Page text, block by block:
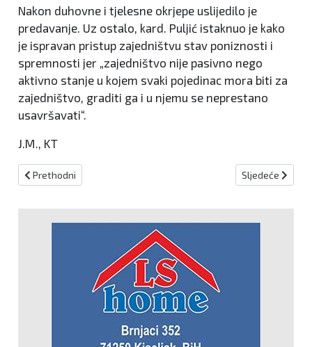
Nakon duhovne i tjelesne okrjepe uslijedilo je
predavanje. Uz ostalo, kard. Puljić istaknuo je kako
je ispravan pristup zajedništvu stav poniznosti i
spremnosti jer „zajedništvo nije pasivno nego
aktivno stanje u kojem svaki pojedinac mora biti za
zajedništvo, graditi ga i u njemu se neprestano
usavršavati“.
J.M., KT
Prethodni članak: Sarajevo domaćin skupa o temi 'Jezik i
Prethodni Sljedeći
Sljedeće